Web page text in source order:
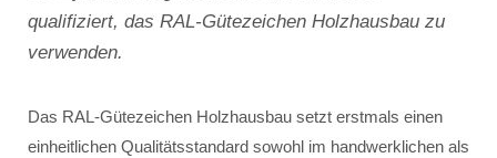
qualifiziert, das RAL-Gütezeichen Holzhausbau zu
verwenden.
Das RAL-Gütezeichen Holzhausbau setzt erstmals einen
einheitlichen Qualitätsstandard sowohl im handwerklichen als